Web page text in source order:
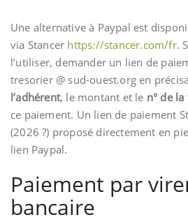
Une alternative à Paypal est
via Stancer https://stancer.com/fr.
l’utiliser, demander un lien de
tresorier @ sud-ouest.org en
l’adhérent, le montant et le n° de
ce paiement. Un lien de paiement
(2026 ?) proposé directement en
lien Paypal.
Paiement par
bancaire